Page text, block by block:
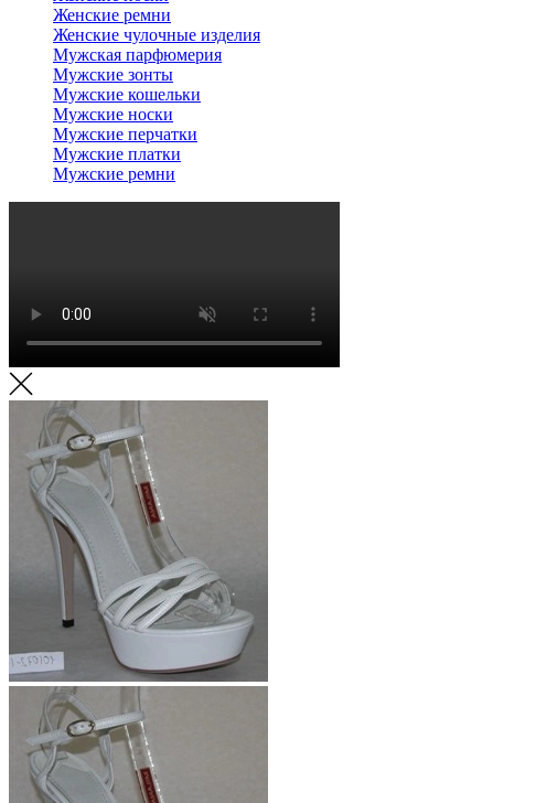
Женские ремни
Женские чулочные изделия
Мужская парфюмерия
Мужские зонты
Мужские кошельки
Мужские носки
Мужские перчатки
Мужские платки
Мужские ремни